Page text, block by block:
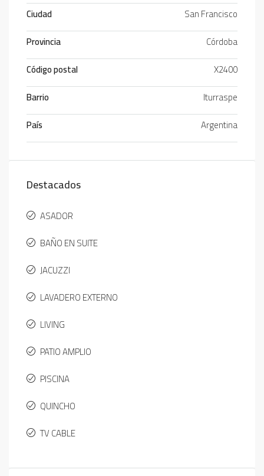
Ciudad
San Francisco
Provincia
Córdoba
Código postal
X2400
Barrio
Iturraspe
País
Argentina
Destacados
ASADOR
BAÑO EN SUITE
JACUZZI
LAVADERO EXTERNO
LIVING
PATIO AMPLIO
PISCINA
QUINCHO
TV CABLE